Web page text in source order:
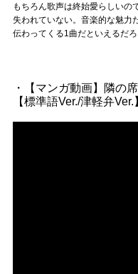
もちろん歌声は終始愛らしいの
失われていない。音楽的な魅力
伝わってくる1曲だといえるだろ
・【マンガ動画】隣の
【標準語Ver./津軽弁Ver.